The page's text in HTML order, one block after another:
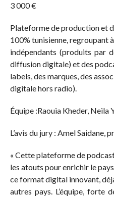
3 000 €
Plateforme de production et
100% tunisienne, regroupant
indépendants (produits par
diffusion digitale) et des
labels, des marques, des
digitale hors radio).
Équipe :Raouia Kheder, Neila
L’avis du jury : Amel Saidane,
« Cette plateforme de
les atouts pour enrichir le
ce format digital innovant,
autres pays. L’équipe, forte